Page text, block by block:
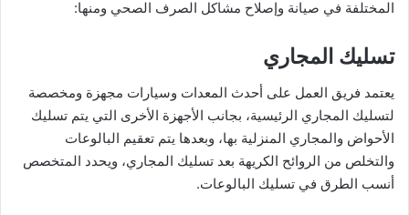
المختلفة في صيانة وإصلاح مشاكل الصرف الصحي ومنها:
تسليك المجاري
يعتمد فريق العمل على أحدث المعدات وسيارات مجهزة ومخصصة
لتسليك المجاري الرئيسية، بجانب الأجهزة الأخرى التي يتم تسليك
الأحواض والمجاري المنزلية بها، وبعدها يتم تعقيم البالوعات
والتخلص من الروائح الكريهة بعد تسليك المجاري، ويحدد المتخصص
أنسب الطرق في تسليك البالوعات.